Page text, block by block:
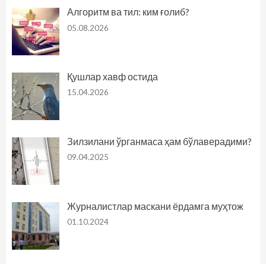
Алгоритм ва тил: ким ғолиб?
05.08.2026
Қушлар хавф остида
15.04.2026
Зилзилани ўрганмаса ҳам бўлаверадими?
09.04.2025
Журналистлар маскани ёрдамга муҳтож
01.10.2024